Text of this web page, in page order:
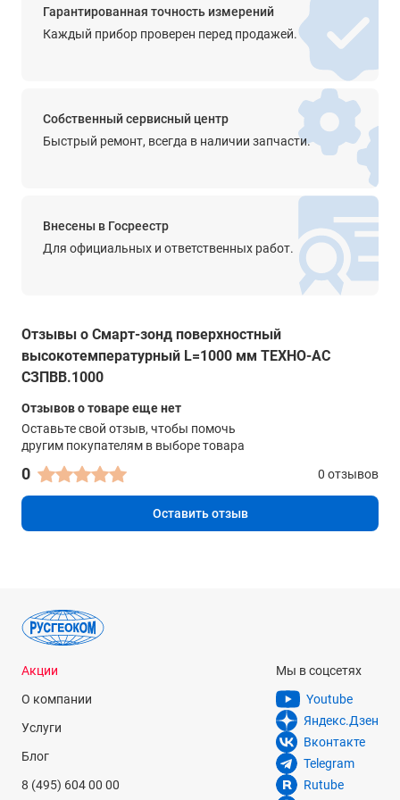
сессии с выбранной периодичностью в память
смартфона.
Купить смарт-зонд поверхностный высокотемпературный
консультацию специалистов об особенностях и
преимуществах данного изделия вы можете в нашем
магазине, связавшись с нами по телефону или
непосредственно через сайт – с помощью формы обратной
Гарантированная точность измерений
Каждый прибор проверен перед продажей.
Собственный сервисный центр
Быстрый ремонт, всегда в наличии запчасти.
Внесены в Госреестр
Для официальных и ответственных работ.
Отзывы о Смарт-зонд поверхностный
высокотемпературный L=1000 мм ТЕХНО-АС
СЗПВВ.1000
Отзывов о товаре еще нет
Оставьте свой отзыв, чтобы помочь
другим покупателям в выборе товара
0 0 отзывов
Оставить отзыв
Акции
О компании
Услуги
Блог
8 (495) 604 00 00
Мы в соцсетях
Youtube
Яндекс.Дзен
Вконтакте
Telegram
Rutube